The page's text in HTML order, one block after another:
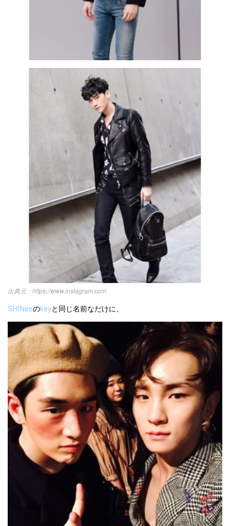
https://www.instagram.com
SHINeeのkeyと同じ名前なだけに、